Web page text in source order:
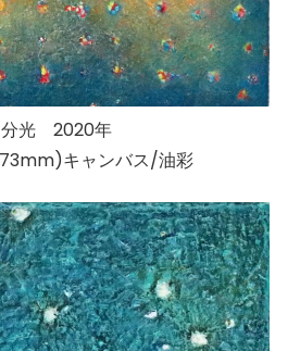
分光 2020年
キャンバス/油彩